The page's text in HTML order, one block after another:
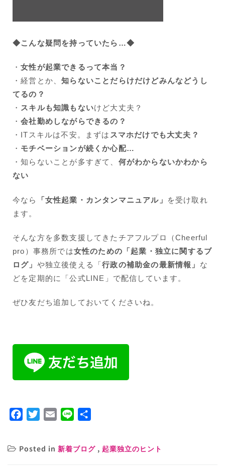
◆こんな疑問を持っていたら…◆
・女性が起業できるって本当？
・経営とか、知らないことだらけだけどみんなどうし
てるの？
・ スキルも知識もないけど大丈夫？
・会社勤めしながらできるの？
・ITスキルは不安。まずは スマホだけでも大丈夫？
・ モチベーションが続くか心配…
・知らないことが多すぎて、 何がわからないかわから
ない
今なら 「女性起業・カンタンマニュアル」
を受け取れ
ます。
そんな方を多数支援してきたチアフルプロ（Cheerful
pro）事務所では女性のための「起業・独立に関するブ
ログ」 や独立後使える「行政の補助金の最新情報」 な
どを定期的に「公式LINE」で配信しています。
ぜひ友だち追加しておいてくださいね。
Facebook
TwitterEmail Line
Posted in 新着ブログ , 起業独立のヒント